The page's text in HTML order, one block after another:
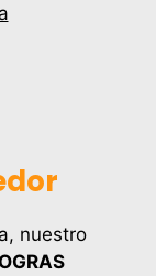
nuestro